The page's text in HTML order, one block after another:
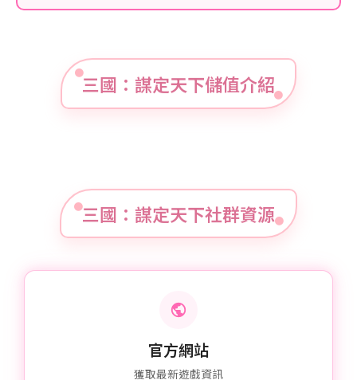
三國：謀定天下儲值介紹
三國：謀定天下社群資源
官方網站
獲取最新遊戲資訊